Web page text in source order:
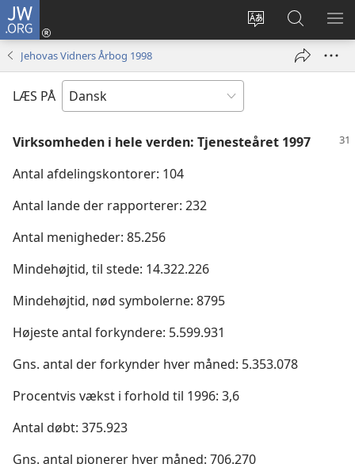
JW.ORG
Vælg
Log
på
vindue)
Søg
på
JW.ORG
VIS
Jehovas Vidners Årbog 1998
LÆS PÅ
Virksomheden i hele verden: Tjenesteåret 1997
Antal afdelingskontorer: 104
Antal lande der rapporterer: 232
Antal menigheder: 85.256
Mindehøjtid, til stede: 14.322.226
Mindehøjtid, nød symbolerne: 8795
Højeste antal forkyndere: 5.599.931
Gns. antal der forkynder hver måned: 5.353.078
Procentvis vækst i forhold til 1996: 3,6
Antal døbt: 375.923
Gns. antal pionerer hver måned: 706.270